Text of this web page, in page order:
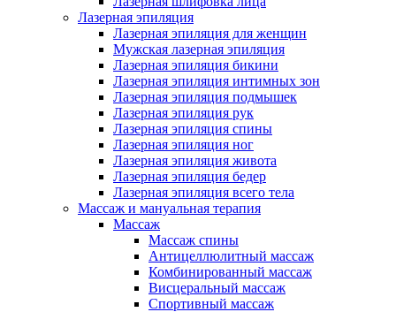
Лазерная эпиляция
Лазерная эпиляция для женщин
Мужская лазерная эпиляция
Лазерная эпиляция бикини
Лазерная эпиляция интимных зон
Лазерная эпиляция подмышек
Лазерная эпиляция рук
Лазерная эпиляция спины
Лазерная эпиляция ног
Лазерная эпиляция живота
Лазерная эпиляция бедер
Лазерная эпиляция всего тела
Массаж и мануальная терапия
Массаж
Массаж спины
Антицеллюлитный массаж
Комбинированный массаж
Висцеральный массаж
Спортивный массаж